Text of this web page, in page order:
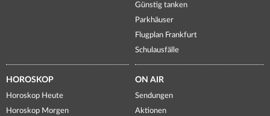
Günstig tanken
Parkhäuser
Flugplan Frankfurt
Schulausfälle
HOROSKOP
Horoskop Heute
Horoskop Morgen
ON AIR
Sendungen
Aktionen